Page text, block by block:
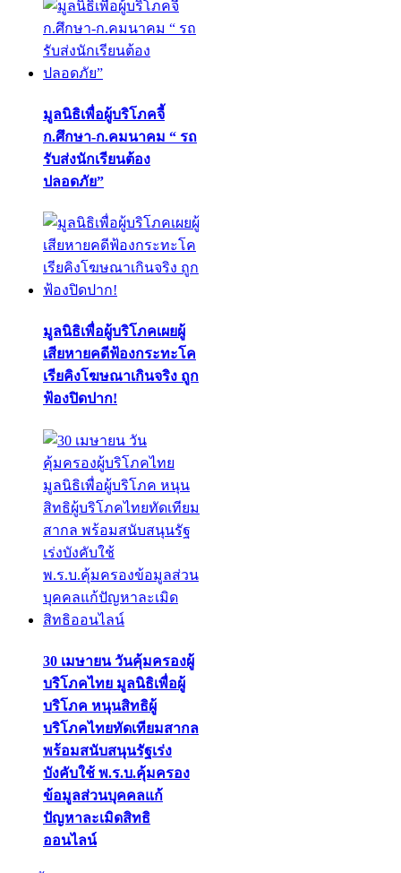
มูลนิธิเพื่อผู้บริโภคจี้
ก.ศึกษา-ก.คมนาคม “ รถ
รับส่งนักเรียนต้อง
ปลอดภัย”
มูลนิธิเพื่อผู้บริโภคเผยผู้
เสียหายคดีฟ้องกระทะโค
เรียคิงโฆษณาเกินจริง ถูก
ฟ้องปิดปาก!
30 เมษายน วันคุ้มครองผู้
บริโภคไทย มูลนิธิเพื่อผู้
บริโภค หนุนสิทธิผู้
บริโภคไทยทัดเทียมสากล
พร้อมสนับสนุนรัฐเร่ง
บังคับใช้ พ.ร.บ.คุ้มครอง
ข้อมูลส่วนบุคคลแก้
ปัญหาละเมิดสิทธิ
ออนไลน์